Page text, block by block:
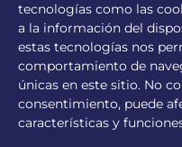
tecnologías como las
a la información del
estas tecnologías nos
comportamiento de
únicas en este sitio. No
consentimiento, puede
características y